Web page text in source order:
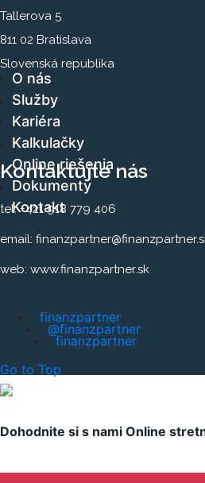
Tallerova 5
811 02 Bratislava
Slovenská republika
O nás
Služby
Kariéra
Kalkulačky
Online riešenia
Dokumenty
Kontakt
Kontaktujte nás
tel: +421 918 779 406
email:
web: www.finanzpartner.sk
finanzpartner
@finanzpartner
finanzpartner
Go to Top
Dohodnite si s nami Online